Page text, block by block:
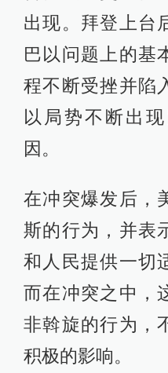
出现。拜登上台
巴以问题上的基
程不断受挫并陷
以局势不断出
因。
在冲突爆发后，
斯的行为，并表
和人民提供一切
而在冲突之中，
非斡旋的行为，
积极的影响。